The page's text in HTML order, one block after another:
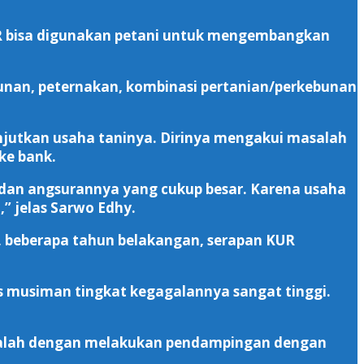
bisa digunakan petani untuk mengembangkan
peternakan, kombinasi pertanian/perkebunan
usaha taninya. Dirinya mengakui masalah
bank.
angsurannya yang cukup besar. Karena usaha
jelas Sarwo Edhy.
tahun belakangan, serapan KUR
musiman tingkat kegagalannya sangat tinggi.
dengan melakukan pendampingan dengan